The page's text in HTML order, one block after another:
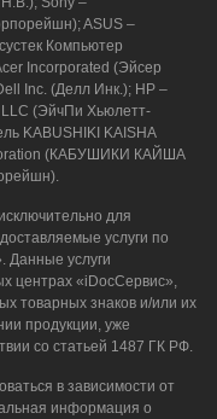
ASUS –
Компьютер
Incorporated (Эйсер
Inc. (Делл Инк.); HP –
LLC (ЭйчПи Хьюлетт-
KABUSHIKI KAISHA
(КАБУШИКИ КАЙША
для
услуги по
Данные услуги
центрах «iDocСервис»,
товарных знаков и/или их
продукции, уже
со статьей 1487 ГК РФ.
в зависимости от
информация о